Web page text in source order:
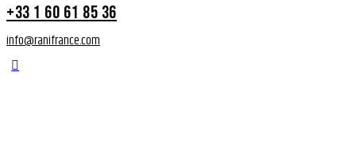
+33 1 60 61 85 36
info@ranifrance.com